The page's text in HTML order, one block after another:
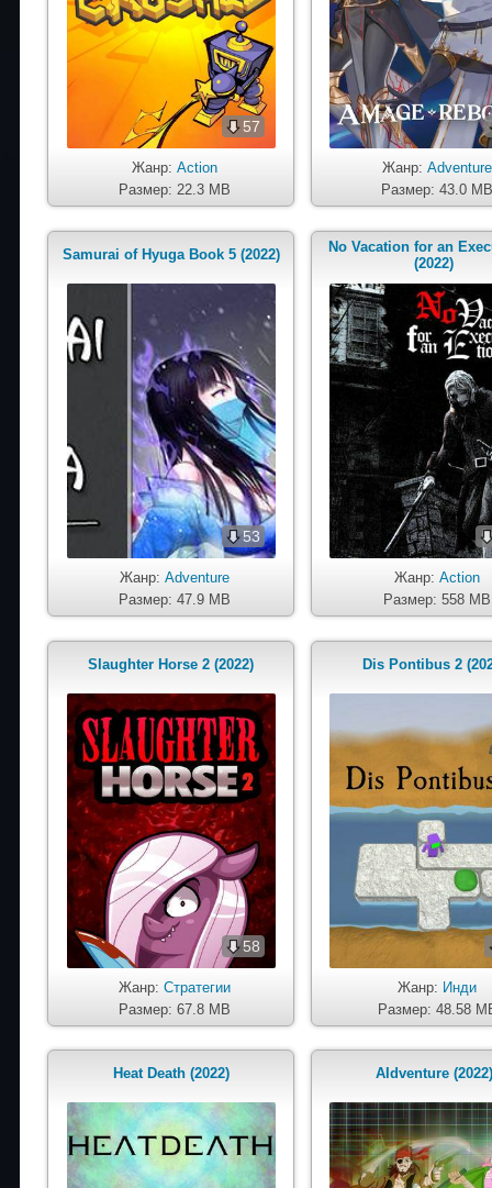
57
Жанр: Action
Размер: 22.3 MB
Жанр:Adventure
Размер: 43.0
Samurai of Hyuga Book 5 (2022)
53
Жанр: Adventure
Размер: 47.9 MB
No Vacation for an
(2022)
Жанр:Action
Размер: 558 MB
Slaughter Horse 2 (2022)
58
Жанр: Стратегии
Размер: 67.8 MB
Dis Pontibus 2
Жанр: Инди
Размер: 48.58
Heat Death (2022) AIdventure (2022)